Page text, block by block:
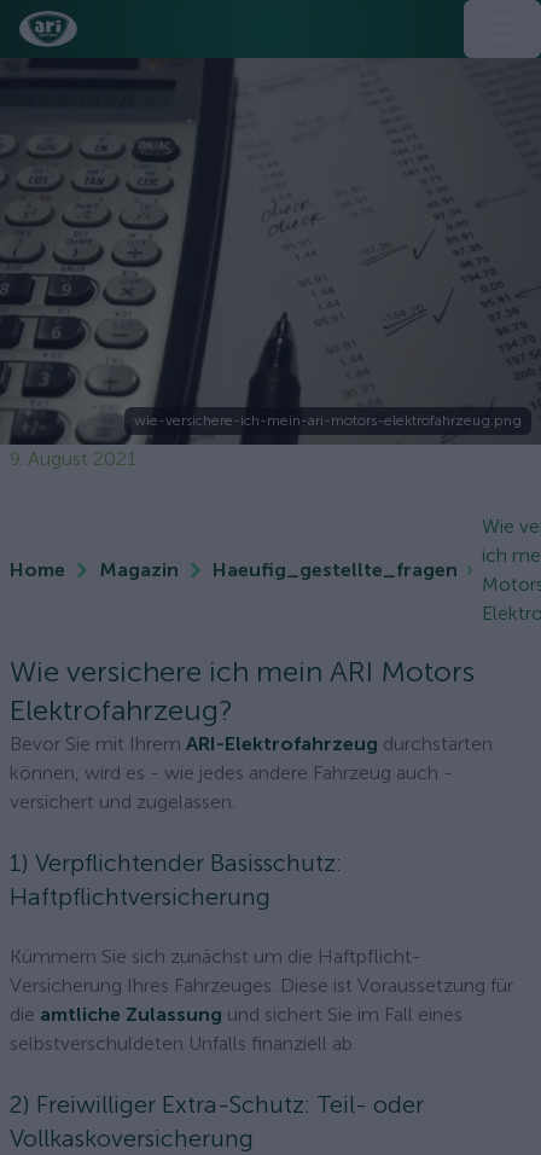
wie-versichere-ich-mein-ari-motors-elektrofahrzeug.png
9. August 2021
Home Magazin Haeufig_gestellte_fragen
Wie
ich
Wie versichere ich mein ARI Motors
Elektrofahrzeug?
Bevor Sie mit Ihrem ARI-Elektrofahrzeug durchstarten
können, wird es - wie jedes andere Fahrzeug auch -
versichert und zugelassen.
1) Verpflichtender Basisschutz:
Haftpflichtversicherung
Kümmern Sie sich zunächst um die Haftpflicht-
Versicherung Ihres Fahrzeuges. Diese ist Voraussetzung für
die amtliche Zulassung und sichert Sie im Fall eines
selbstverschuldeten Unfalls finanziell ab.
2) Freiwilliger Extra-Schutz: Teil- oder
Vollkaskoversicherung